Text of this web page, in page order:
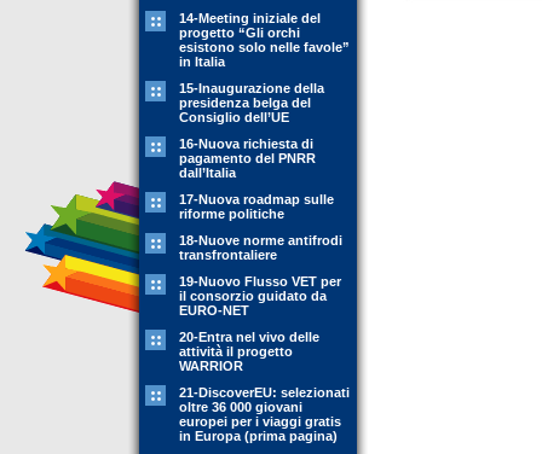
14-Meeting iniziale del
progetto “Gli orchi
esistono solo nelle favole”
in Italia
15-Inaugurazione della
presidenza belga del
Consiglio dell’UE
16-Nuova richiesta di
pagamento del PNRR
dall’Italia
17-Nuova roadmap sulle
riforme politiche
18-Nuove norme antifrodi
transfrontaliere
19-Nuovo Flusso VET per
il consorzio guidato da
EURO-NET
20-Entra nel vivo delle
attività il progetto
WARRIOR
21-DiscoverEU: selezionati
oltre 36 000 giovani
europei per i viaggi gratis
in Europa (prima pagina)